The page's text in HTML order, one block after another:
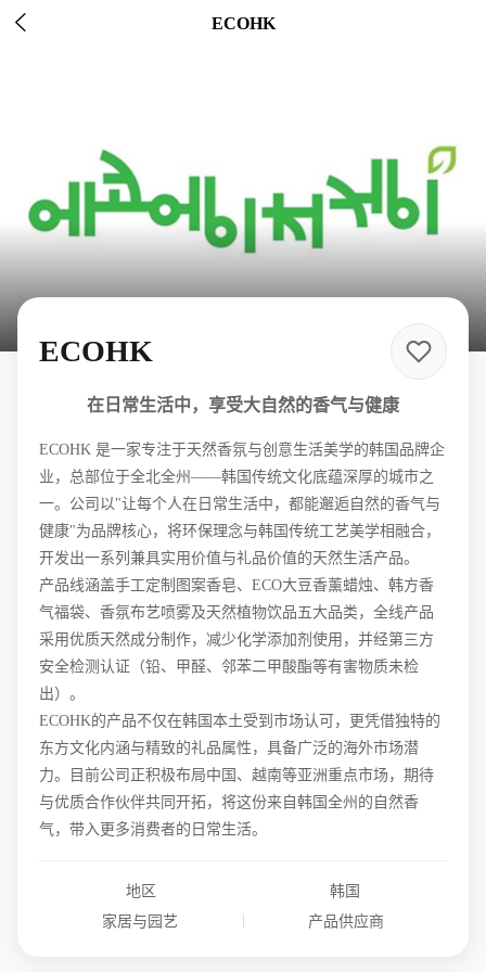
 ECOHK
ECOHK
在日常生活中，享受大自然的香气与健康
ECOHK 是一家专注于天然香氛与创意生活美学的韩国品牌企
业，总部位于全北全州——韩国传统文化底蕴深厚的城市之
一。公司以"让每个人在日常生活中，都能邂逅自然的香气与
健康"为品牌核心，将环保理念与韩国传统工艺美学相融合，
开发出一系列兼具实用价值与礼品价值的天然生活产品。
产品线涵盖手工定制图案香皂、ECO大豆香薰蜡烛、韩方香
气福袋、香氛布艺喷雾及天然植物饮品五大品类，全线产品
采用优质天然成分制作，减少化学添加剂使用，并经第三方
安全检测认证（铅、甲醛、邻苯二甲酸酯等有害物质未检
出）。
ECOHK的产品不仅在韩国本土受到市场认可，更凭借独特的
东方文化内涵与精致的礼品属性，具备广泛的海外市场潜
力。目前公司正积极布局中国、越南等亚洲重点市场，期待
与优质合作伙伴共同开拓，将这份来自韩国全州的自然香
气，带入更多消费者的日常生活。
地区
韩国
家居与园艺
产品供应商